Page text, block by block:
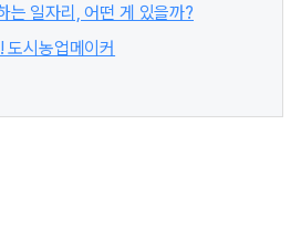
는 일자리, 어떤 게 있을까?
도시농업메이커